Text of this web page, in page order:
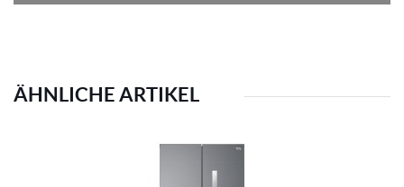
ÄHNLICHE ARTIKEL